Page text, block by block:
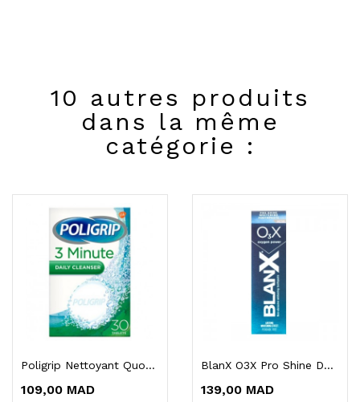
10 autres produits
dans la même
catégorie :
Poligrip Nettoyant Quotidien De Prothèse *30
109,00 MAD
BlanX O3X Pro Shine Dentifrice Blanchissant
139,00 MAD